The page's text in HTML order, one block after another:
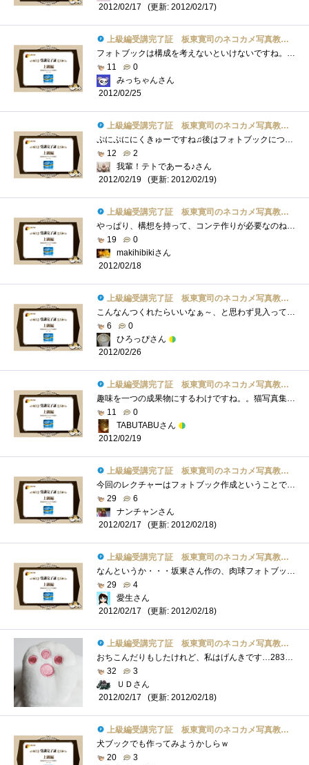
2012/02/17 (更新: 2012/02/17)
上級編受講完了証 板東寛司のネコカメ写真教室パート2
フォトブックは構成を考えないといけないですね。こればかりはセンスが必要ですね・・・楽しそうで、難しそう(笑)
11
0
みっちゃんさん
2012/02/25
上級編受講完了証 板東寛司のネコカメ写真教室パート2
ぷにぷににくきゅーですね♫後はフォトブックについてですね！！今度うちのテトくんブック作りたいです(^^)
12
2
我輩！テトであーる♪さん
2012/02/19
(更新: 2012/02/19)
上級編受講完了証 板東寛司のネコカメ写真教室パート2
やっぱり、構想を持って、コンテ作りが必要なのね。。。勉強になります！
19
0
makihibikiさん
2012/02/18
上級編受講完了証 板東寛司のネコカメ写真教室パート2
こんなんつくれたらいいなぁ～、と思わず見入ってしまいましたｗ
6
0
ひろっぴさん
2012/02/26
上級編受講完了証 板東寛司のネコカメ写真教室パート2
趣味を一つの成果物にするわけですね。。猫写真集。猫好きにはたまりません。
11
0
TABUTABUさん
2012/02/19
上級編受講完了証 板東寛司のネコカメ写真教室パート2
今回のレクチャーはフォトブック作成ということでためにはなったが､は長過ぎ(^^ゞ
29
6
ナンチャンさん
2012/02/17
(更新: 2012/02/18)
上級編受講完了証 板東寛司のネコカメ写真教室パート2
なんというか・・・坂東さん作の、肉球フォトブックが欲しい！
29
4
愛生さん
2012/02/17
(更新: 2012/02/18)
上級編受講完了証 板東寛司のネコカメ写真教室パート2
おちこんだりもしたけれど、私はげんきです…283個目。
32
3
ＵＤさん
2012/02/17
(更新: 2012/02/18)
上級編受講完了証 板東寛司のネコカメ写真教室パート2
犬ブックでも作ってみようかしらｗ
20
3